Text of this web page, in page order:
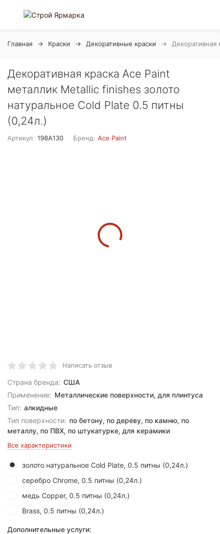
Главная Краски Декоративные краски Декоративная
Декоративная краска Ace Paint
металлик Metallic finishes золото
натуральное Cold Plate 0.5 питны
(0,24л.)
Артикул: 198A130 Бренд: Ace Paint
Написать отзыв
Страна бренда: США
Применение: Металлические поверхности, для плинтуса
Тип: алкидные
Тип поверхности: по бетону, по дереву, по камню, по
металлу, по ПВХ, по штукатурке, для керамики
Все характеристики
золото натуральное Cold Plate, 0.5 питны (0,24л.)
серебро Chrome, 0.5 питны (0,24л.)
медь Copper, 0.5 питны (0,24л.)
Brass, 0.5 питны (0,24л.)
Дополнительные услуги: